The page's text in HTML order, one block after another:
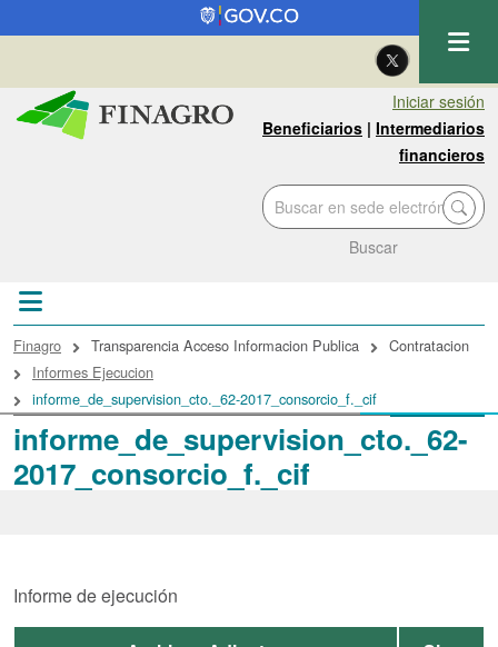
Pasar al contenido principal
| Eng
Iniciar sesión
Beneficiarios | Intermediarios
financieros
Buscar
informe_de_supervision_cto._62-
2017_consorcio_f._cif
enlaces de ayuda a la
Finagro Transparencia Acceso Informacion Publica
Contratacion
Informes Ejecucion
informe_de_supervision_cto._62-2017_consorcio_f._cif
Informe de ejecución